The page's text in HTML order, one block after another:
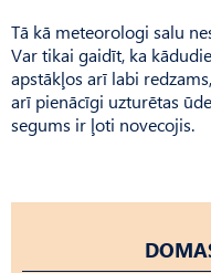
Tā kā meteorologi salu
Var tikai gaidīt, ka
apstākļos arī labi
arī pienācīgi uzturētas
segums ir ļoti novecojis.